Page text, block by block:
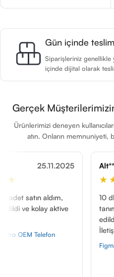
Gün içinde
Siparişleriniz
içinde dijital olarak
Gerçek
Ürünlerimizi deneyen
atın. Onların memnuniyeti,
aktive
Alt***
★★★★★
10 dk içinde
tanımlama
edildi. her şey
İletişim harika.
Figma Pro EDU